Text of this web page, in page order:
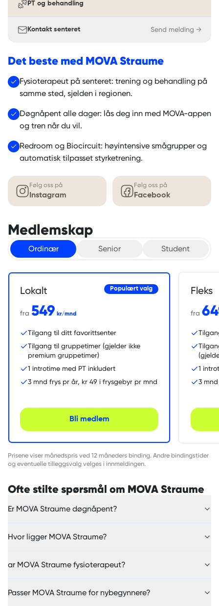
PT og behandling
Kontakt senteret Send melding →
Det beste med MOVA Straume
Fysioterapeut på senteret: trening og behandling på
samme sted, sjelden i regionen.
Døgnåpent alle dager: lås deg inn med MOVA-appen
og tren når du vil.
Redroom og Biocircuit: høyintensive smågrupper og
automatisk tilpasset styrketrening.
Følg oss på
Instagram
Følg oss på
Facebook
Medlemskap
Ordinær Senior Student
Lokalt Populært valg
fra 549 kr/mnd
Tilgang til ditt favorittsenter
Tilgang til gruppetimer (gjelder ikke
premium gruppetimer)
1 introtime med PT inkludert
3 mnd frys pr år, kr 49 i frysgebyr pr mnd
Bli medlem
Fleks
fra
1
3
Prisene viser månedspris ved 12 måneders binding. Andre bindingstider
og eventuelle tilleggsvalg velges i innmeldingen.
Ofte stilte spørsmål om MOVA Straume
Er MOVA Straume døgnåpent?
Hvor ligger MOVA Straume?
ar MOVA Straume fysioterapeut?
Passer MOVA Straume for nybegynnere?